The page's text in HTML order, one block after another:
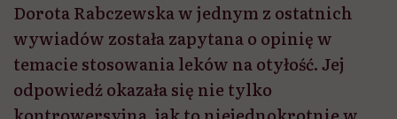
Dorota Rabczewska w jednym z ostatnich
wywiadów została zapytana o opinię w
temacie stosowania leków na otyłość. Jej
odpowiedź okazała się nie tylko